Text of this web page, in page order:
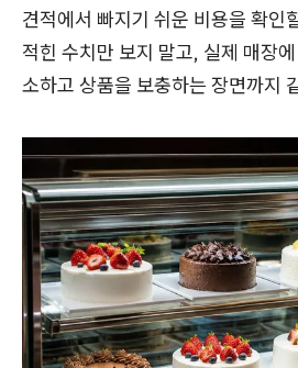
견적에서 빠지기 쉬운 비용을 확인
적힌 수치만 보지 말고, 실제 매장
소하고 상품을 보충하는 장면까지